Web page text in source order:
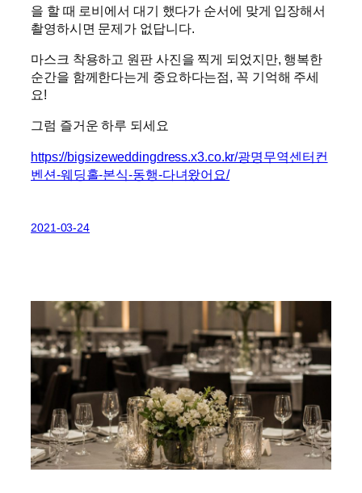
을 할 때 로비에서 대기 했다가 순서에 맞게 입장해서
촬영하시면 문제가 없답니다.
마스크 착용하고 원판 사진을 찍게 되었지만, 행복한
순간을 함께한다는게 중요하다는점, 꼭 기억해 주세
요!
그럼 즐거운 하루 되세요
https://bigsizeweddingdress.x3.co.kr/광명무역센터컨
벤션-웨딩홀-본식-동행-다녀왔어요/
2021-03-24